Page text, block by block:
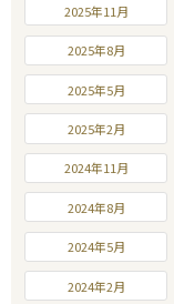
2025年11月
2025年8月
2025年5月
2025年2月
2024年11月
2024年8月
2024年5月
2024年2月